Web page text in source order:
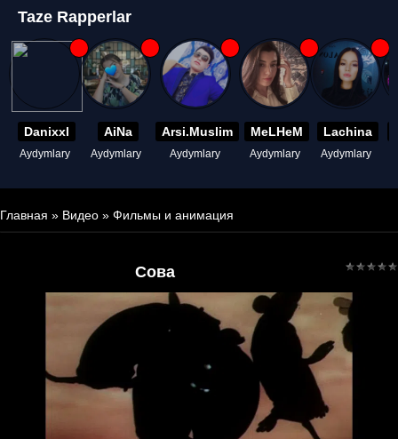
Taze Rapperlar
Danixxl
Aydymlary
AiNa
Aydymlary
Arsi.Muslim
Aydymlary
MeLHeM
Aydymlary
Lachina
Aydymlary
Главная » Видео » Фильмы и анимация
Сова